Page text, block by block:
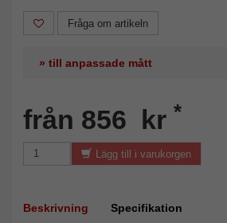
Fråga om artikeln
» till anpassade mått
från 856 kr *
Lägg till i varukorgen
Beskrivning Specifikation